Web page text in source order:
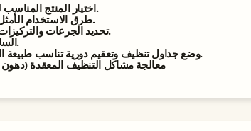
•✅ اختيار المنتج المناسب لكل نوع من الأسطح أو البقع أو التراكمات.
•✅ طرق الاستخدام الأمثل للحصول على أفضل نتيجة بأقل استهلاك.
•✅ تحديد الجرعات والتركيزات الصحيحة لضمان الفاعلية وتوفير التكلفة.
•✅ السلامة المهنية والتعامل الآمن مع الكيماويات.
•✅ وضع جداول تنظيف وتعقيم دورية تناسب طبيعة المكان (مطبخ – مصنع – مطعم – مؤسسة).
•✅ معالجة مشاكل التنظيف المعقدة